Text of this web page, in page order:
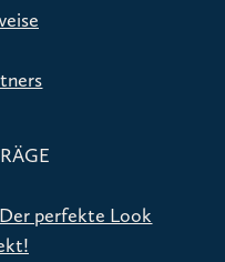
perfekte Look